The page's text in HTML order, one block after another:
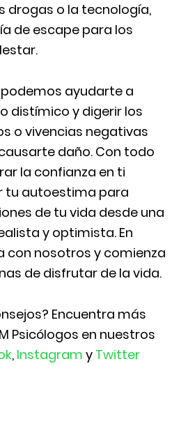
drogas o la tecnología,
de escape para los
podemos ayudarte a
distímico y digerir los
o vivencias negativas
daño. Con todo
la confianza en ti
tu autoestima para
de tu vida desde una
y optimista. En
con nosotros y comienza
de disfrutar de la vida.
Encuentra más
Psicólogos en nuestros
, Instagram y Twitter